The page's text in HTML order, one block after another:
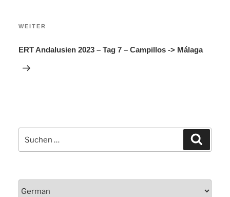
Nächster
WEITER
ERT Andalusien 2023 – Tag 7 – Campillos -> Málaga
Suchen
nach: